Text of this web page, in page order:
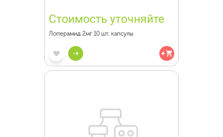
Стоимость уточняйте
Лоперамид 2мг 10 шт. капсулы